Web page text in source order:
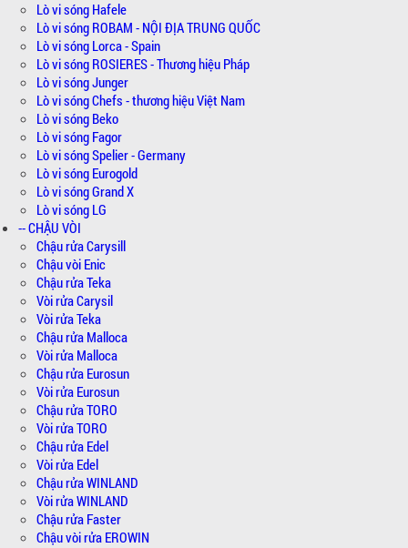
Lò vi sóng Hafele
Lò vi sóng ROBAM - NỘI ĐỊA TRUNG QUỐC
Lò vi sóng Lorca - Spain
Lò vi sóng ROSIERES - Thương hiệu Pháp
Lò vi sóng Junger
Lò vi sóng Chefs - thương hiệu Việt Nam
Lò vi sóng Beko
Lò vi sóng Fagor
Lò vi sóng Spelier - Germany
Lò vi sóng Eurogold
Lò vi sóng Grand X
Lò vi sóng LG
-- CHẬU VÒI
Chậu rửa Carysill
Chậu vòi Enic
Chậu rửa Teka
Vòi rửa Carysil
Vòi rửa Teka
Chậu rửa Malloca
Vòi rửa Malloca
Chậu rửa Eurosun
Vòi rửa Eurosun
Chậu rửa TORO
Vòi rửa TORO
Chậu rửa Edel
Vòi rửa Edel
Chậu rửa WINLAND
Vòi rửa WINLAND
Chậu rửa Faster
Chậu vòi rửa EROWIN